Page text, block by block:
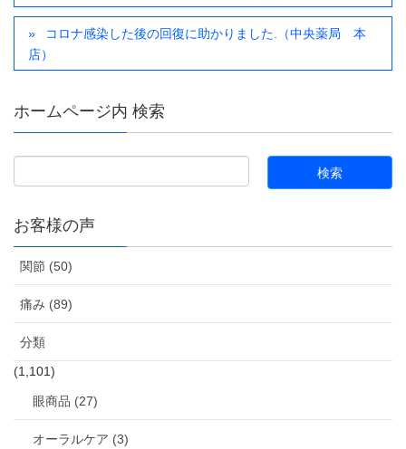
コロナ感染した後の回復に助かりました.（中央薬局 本
店）
ホームページ内 検索
お客様の声
関節 (50)
痛み (89)
分類
(1,101)
眼商品 (27)
オーラルケア (3)